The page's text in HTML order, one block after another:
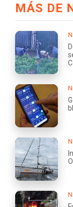
MÁS DE